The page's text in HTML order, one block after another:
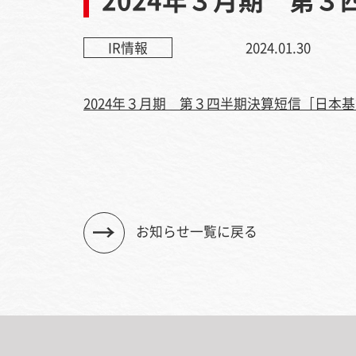
IR情報 2024.01.30
2024年３月期 第３四半期決算短信［日本
お知らせ一覧に戻る